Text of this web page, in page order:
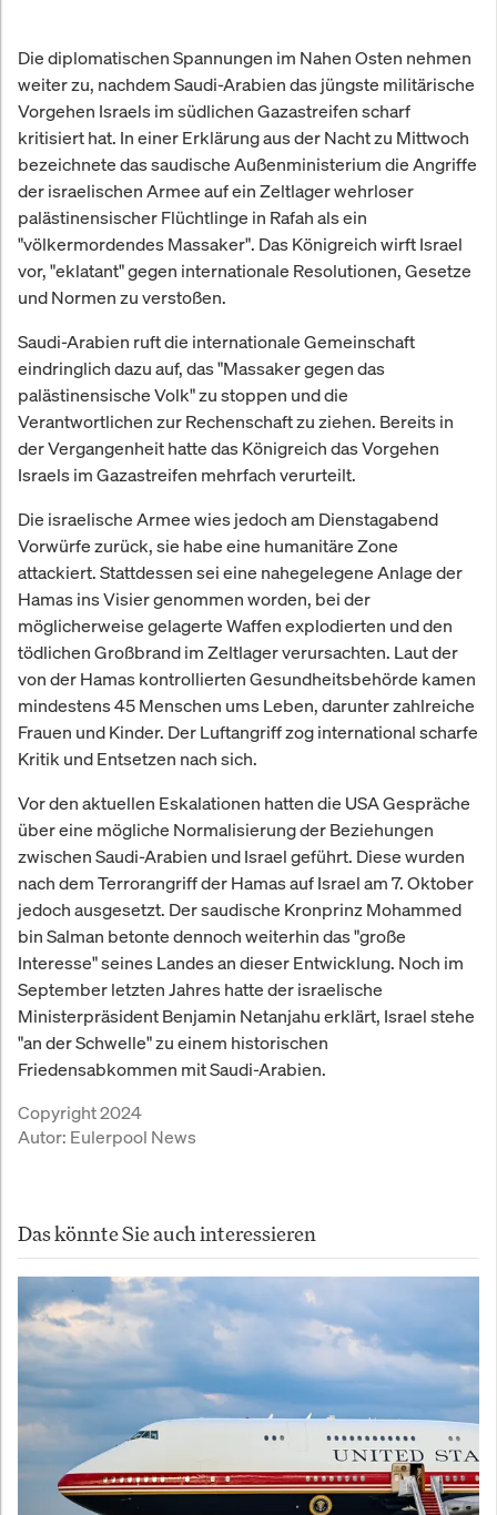
Die diplomatischen Spannungen im Nahen Osten nehmen
weiter zu, nachdem Saudi-Arabien das jüngste militärische
Vorgehen Israels im südlichen Gazastreifen scharf
kritisiert hat. In einer Erklärung aus der Nacht zu Mittwoch
bezeichnete das saudische Außenministerium die Angriffe
der israelischen Armee auf ein Zeltlager wehrloser
palästinensischer Flüchtlinge in Rafah als ein
"völkermordendes Massaker". Das Königreich wirft Israel
vor, "eklatant" gegen internationale Resolutionen, Gesetze
und Normen zu verstoßen.
Saudi-Arabien ruft die internationale Gemeinschaft
eindringlich dazu auf, das "Massaker gegen das
palästinensische Volk" zu stoppen und die
Verantwortlichen zur Rechenschaft zu ziehen. Bereits in
der Vergangenheit hatte das Königreich das Vorgehen
Israels im Gazastreifen mehrfach verurteilt.
Die israelische Armee wies jedoch am Dienstagabend
Vorwürfe zurück, sie habe eine humanitäre Zone
attackiert. Stattdessen sei eine nahegelegene Anlage der
Hamas ins Visier genommen worden, bei der
möglicherweise gelagerte Waffen explodierten und den
tödlichen Großbrand im Zeltlager verursachten. Laut der
von der Hamas kontrollierten Gesundheitsbehörde kamen
mindestens 45 Menschen ums Leben, darunter zahlreiche
Frauen und Kinder. Der Luftangriff zog international scharfe
Kritik und Entsetzen nach sich.
Vor den aktuellen Eskalationen hatten die USA Gespräche
über eine mögliche Normalisierung der Beziehungen
zwischen Saudi-Arabien und Israel geführt. Diese wurden
nach dem Terrorangriff der Hamas auf Israel am 7. Oktober
jedoch ausgesetzt. Der saudische Kronprinz Mohammed
bin Salman betonte dennoch weiterhin das "große
Interesse" seines Landes an dieser Entwicklung. Noch im
September letzten Jahres hatte der israelische
Ministerpräsident Benjamin Netanjahu erklärt, Israel stehe
"an der Schwelle" zu einem historischen
Friedensabkommen mit Saudi-Arabien.
Copyright 2024
Autor: Eulerpool News
Das könnte Sie auch interessieren